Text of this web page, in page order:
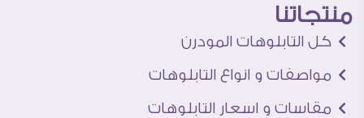
منتجاتنا
كل التابلوهات المودرن
مواصفات و انواع التابلوهات
مقاسات و اسعار التابلوهات